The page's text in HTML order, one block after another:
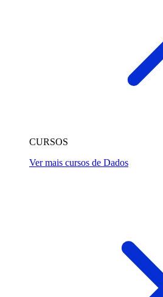
CURSOS
Ver mais cursos de Dados